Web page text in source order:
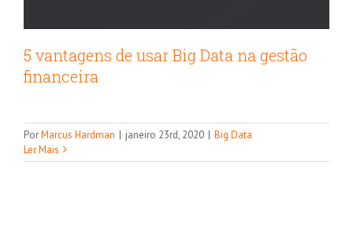
5 vantagens de usar Big Data na gestão
financeira
PorMarcus Hardman | janeiro 23rd, 2020 | Big Data
Ler Mais